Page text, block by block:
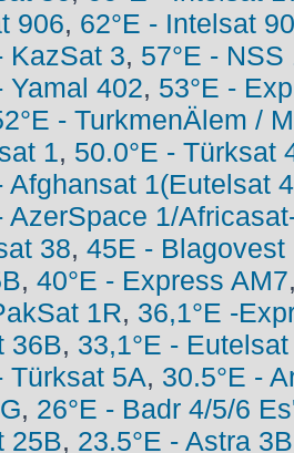
906, 62°E - Intelsat
KazSat 3, 57°E - NSS
Yamal 402, 53°E -
- TurkmenÄlem /
1, 50.0°E - Türksat
Afghansat 1(Eutelsat
AzerSpace 1/
38, 45E - Blagovest
, 40°E - Express AM7
1R, 36,1°E -
36В, 33,1°E -
Türksat 5A, 30.5°E -
, 26°E - Badr 4/5/6
25B, 23.5°E - Astra 3B